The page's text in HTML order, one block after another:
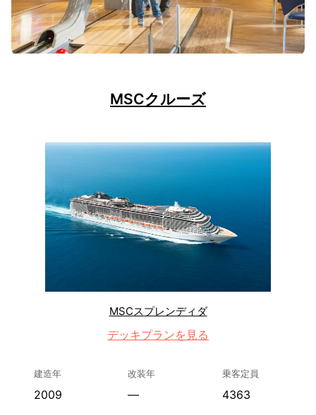
MSCクルーズ
MSCスプレンディダ
デッキプランを見る
建造年
2009
改装年
—
乗客定員
4363